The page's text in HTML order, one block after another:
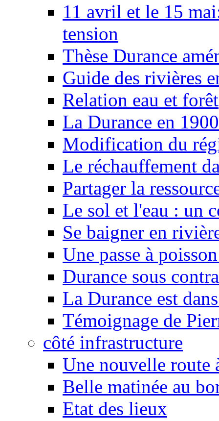
11 avril et le 15
tension
Thèse Durance
Guide des rivières
Relation eau et forêt
La Durance en 1900
Modification du
Le réchauffement
Partager la
Le sol et l'eau : un
Se baigner en
Une passe à
Durance sous
La Durance est
Témoignage de
côté infrastructure
Une nouvelle route
Belle matinée au
Etat des lieux